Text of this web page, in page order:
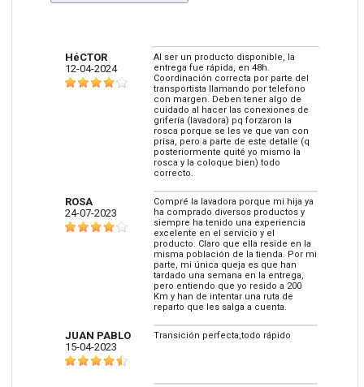
HéCTOR
12-04-2024
Al ser un producto disponible, la
entrega fue rápida, en 48h.
Coordinación correcta por parte del
transportista llamando por telefono
con margen. Deben tener algo de
cuidado al hacer las conexiones de
grifería (lavadora) pq forzaron la
rosca porque se les ve que van con
prisa, pero a parte de este detalle (q
posteriormente quité yo mismo la
rosca y la coloque bien) todo
correcto.
ROSA
24-07-2023
Compré la lavadora porque mi hija ya
ha comprado diversos productos y
siempre ha tenido una experiencia
excelente en el servicio y el
producto. Claro que ella reside en la
misma población de la tienda. Por mi
parte, mi única queja es que han
tardado una semana en la entrega,
pero entiendo que yo resido a 200
Km y han de intentar una ruta de
reparto que les salga a cuenta.
JUAN PABLO
15-04-2023
Transición perfecta,todo rápido